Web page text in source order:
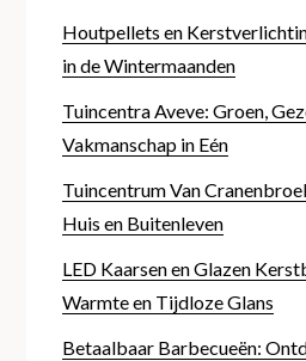
Houtpellets en
in de Wintermaanden
Tuincentra Aveve: Groen,
Vakmanschap in Eén
Tuincentrum Van
Huis en Buitenleven
LED Kaarsen en Glazen
Warmte en Tijdloze Glans
Betaalbaar Barbecueën: